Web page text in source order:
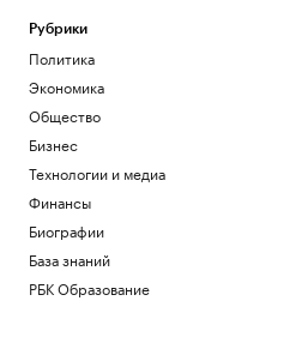
Рубрики
Политика
Экономика
Общество
Бизнес
Технологии и медиа
Финансы
Биографии
База знаний
РБК Образование